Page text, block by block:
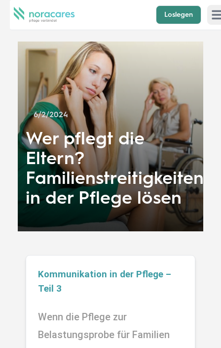
Loslegen
6/2/2024
Wer pflegt die
Eltern?
Familienstreitigkeiten
in der Pflege lösen
Kommunikation in der Pflege –
Teil 3
Wenn die Pflege zur
Belastungsprobe für Familien